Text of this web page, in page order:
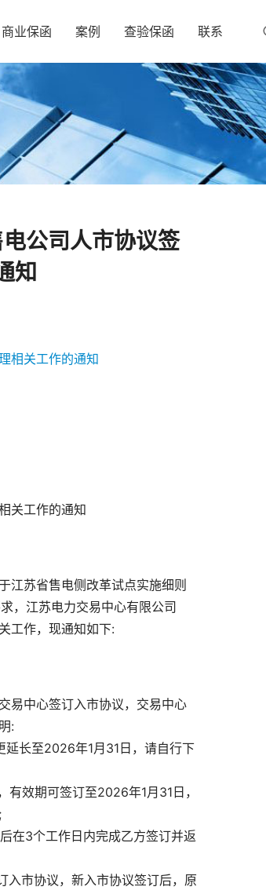
商业保函 案例 查验保函 联系
公司人市协议签
知
关工作的通知
江苏省售电侧改革试点实施细则
，江苏电力交易中心有限公司
工作，现通知如下:
易中心签订入市协议，交易中心
:
延长至2026年1月31日，请自行下
效期可签订至2026年1月31日，
在3个工作日内完成乙方签订并返
入市协议，新入市协议签订后，原